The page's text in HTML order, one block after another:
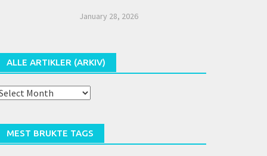
January 28, 2026
ALLE ARTIKLER (ARKIV)
MEST BRUKTE TAGS